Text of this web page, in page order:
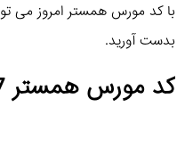
با کد مورس همستر امروز می
بدست آورید.
کد مورس همستر 27 تیر 1403